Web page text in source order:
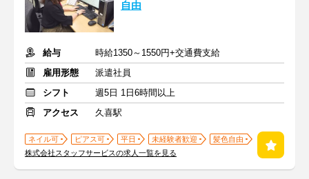
自由
給与
時給1350～1550円+交通費支給
雇用形態
派遣社員
シフト
週5日 1日6時間以上
アクセス
久喜駅
ネイル可 ピアス可 平日 未経験者歓迎
髪色自由
株式会社スタッフサービスの求人一覧を見る